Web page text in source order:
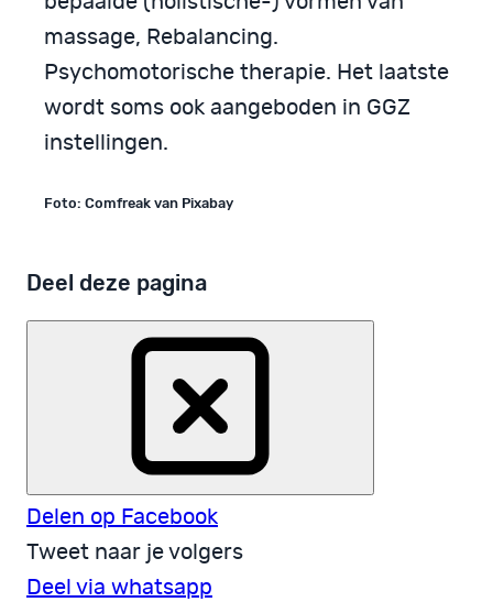
massage, Rebalancing.
Psychomotorische therapie. Het laatste
wordt soms ook aangeboden in GGZ
instellingen.
Foto: Comfreak van Pixabay
Deel deze pagina
Delen op Facebook
Tweet naar je volgers
Deel via whatsapp